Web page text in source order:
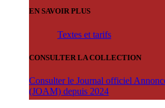
EN SAVOIR PLUS
Textes et tarifs
CONSULTER LA COLLECTION
Consulter le Journal officiel
(JOAM) depuis 2024